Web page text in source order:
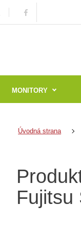
MONITORY
Úvodná strana
Fujitsu